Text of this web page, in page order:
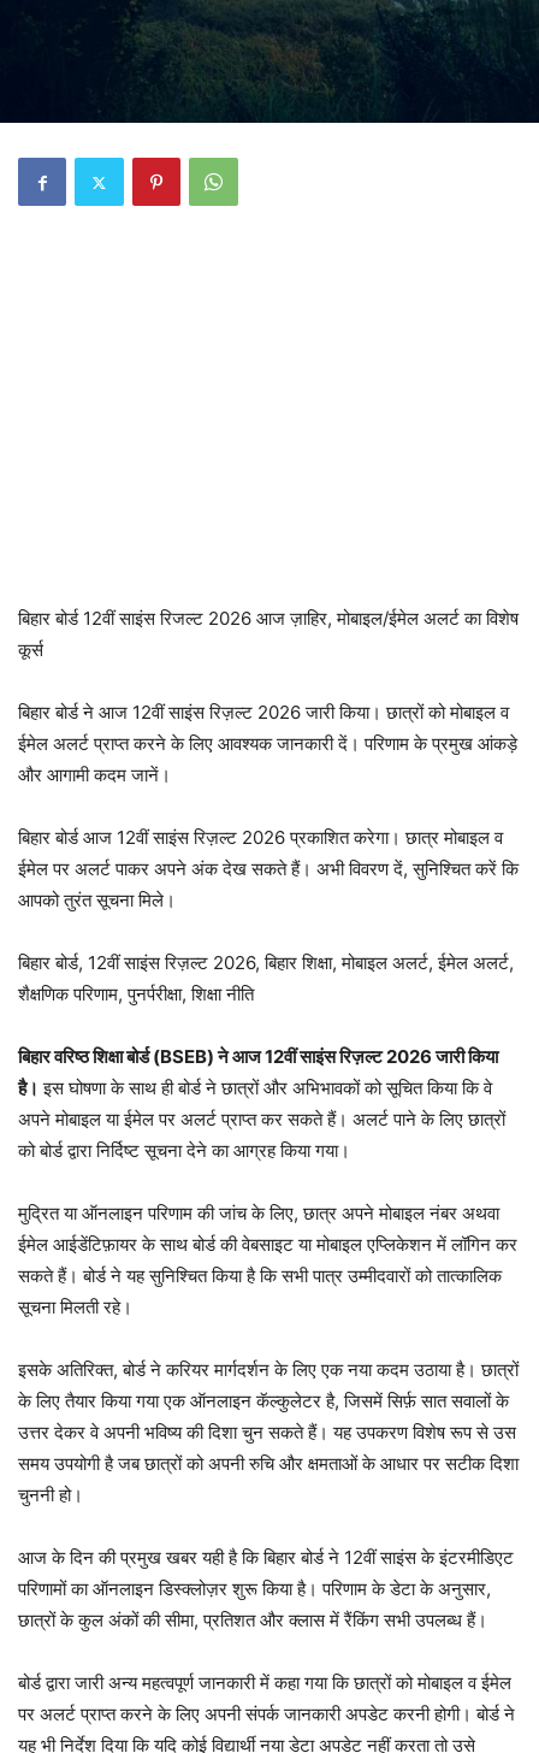
बिहार बोर्ड 12वीं साइंस रिजल्ट 2026 आज ज़ाहिर, मोबाइल/ईमेल अलर्ट का विशेष
कूर्स
बिहार बोर्ड ने आज 12वीं साइंस रिज़ल्ट 2026 जारी किया। छात्रों को मोबाइल व
ईमेल अलर्ट प्राप्त करने के लिए आवश्यक जानकारी दें। परिणाम के प्रमुख आंकड़े
और आगामी कदम जानें।
बिहार बोर्ड आज 12वीं साइंस रिज़ल्ट 2026 प्रकाशित करेगा। छात्र मोबाइल व
ईमेल पर अलर्ट पाकर अपने अंक देख सकते हैं। अभी विवरण दें, सुनिश्चित करें कि
आपको तुरंत सूचना मिले।
बिहार बोर्ड, 12वीं साइंस रिज़ल्ट 2026, बिहार शिक्षा, मोबाइल अलर्ट, ईमेल अलर्ट,
शैक्षणिक परिणाम, पुनर्परीक्षा, शिक्षा नीति
बिहार वरिष्ठ शिक्षा बोर्ड (BSEB) ने आज 12वीं साइंस रिज़ल्ट 2026 जारी किया
है। इस घोषणा के साथ ही बोर्ड ने छात्रों और अभिभावकों को सूचित किया कि वे
अपने मोबाइल या ईमेल पर अलर्ट प्राप्त कर सकते हैं। अलर्ट पाने के लिए छात्रों
को बोर्ड द्वारा निर्दिष्ट सूचना देने का आग्रह किया गया।
मुद्रित या ऑनलाइन परिणाम की जांच के लिए, छात्र अपने मोबाइल नंबर अथवा
ईमेल आईडेंटिफ़ायर के साथ बोर्ड की वेबसाइट या मोबाइल एप्लिकेशन में लॉगिन कर
सकते हैं। बोर्ड ने यह सुनिश्चित किया है कि सभी पात्र उम्मीदवारों को तात्कालिक
सूचना मिलती रहे।
इसके अतिरिक्त, बोर्ड ने करियर मार्गदर्शन के लिए एक नया कदम उठाया है। छात्रों
के लिए तैयार किया गया एक ऑनलाइन कॅल्कुलेटर है, जिसमें सिर्फ़ सात सवालों के
उत्तर देकर वे अपनी भविष्य की दिशा चुन सकते हैं। यह उपकरण विशेष रूप से उस
समय उपयोगी है जब छात्रों को अपनी रुचि और क्षमताओं के आधार पर सटीक दिशा
चुननी हो।
आज के दिन की प्रमुख खबर यही है कि बिहार बोर्ड ने 12वीं साइंस के इंटरमीडिएट
परिणामों का ऑनलाइन डिस्क्लोज़र शुरू किया है। परिणाम के डेटा के अनुसार,
छात्रों के कुल अंकों की सीमा, प्रतिशत और क्लास में रैंकिंग सभी उपलब्ध हैं।
बोर्ड द्वारा जारी अन्य महत्वपूर्ण जानकारी में कहा गया कि छात्रों को मोबाइल व ईमेल
पर अलर्ट प्राप्त करने के लिए अपनी संपर्क जानकारी अपडेट करनी होगी। बोर्ड ने
यह भी निर्देश दिया कि यदि कोई विद्यार्थी नया डेटा अपडेट नहीं करता तो उसे